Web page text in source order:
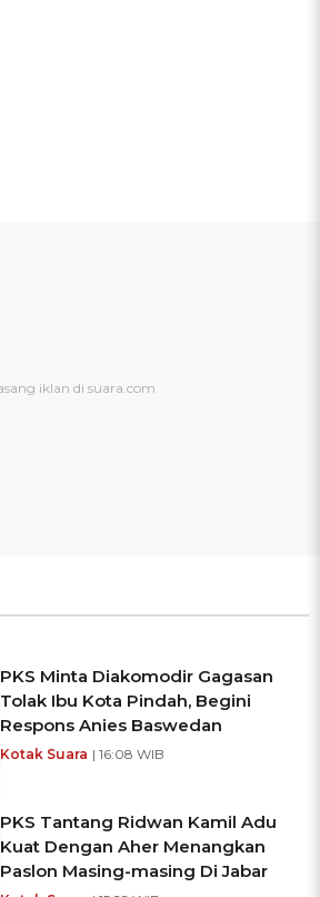
PKS Minta Diakomodir Gagasan
Tolak Ibu Kota Pindah, Begini
Respons Anies Baswedan
Kotak Suara | 16:08 WIB
PKS Tantang Ridwan Kamil Adu
Kuat Dengan Aher Menangkan
Paslon Masing-masing Di Jabar